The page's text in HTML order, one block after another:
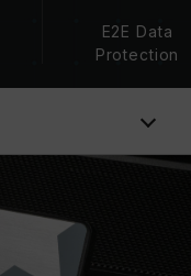
E2E Data
Protection